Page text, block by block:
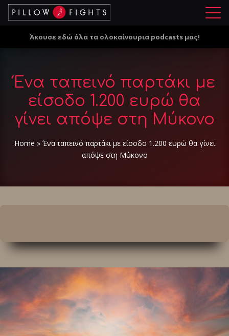
Μ
ο
Άκουσε εδώ όλα τα ολοκαίνουρια podcasts μας!
Ένα ταπεινό παρτάκι με
είσοδο 1.200 ευρώ θα
γίνει απόψε στη Μύκονο
Home » Ένα ταπεινό παρτάκι με είσοδο 1.200 ευρώ θα γίνει
απόψε στη Μύκονο